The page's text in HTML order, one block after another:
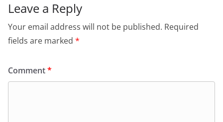
Leave a Reply
Your email address will not be published. Required
fields are marked *
Comment*